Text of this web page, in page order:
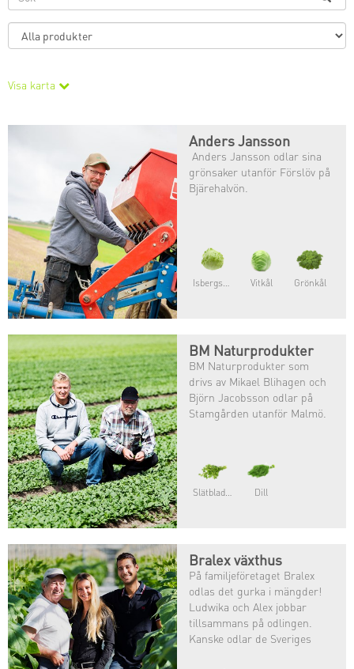
Visa karta
Anders Jansson
Anders Jansson odlar sina
grönsaker utanför Förslöv på
Bjärehalvön.
Vitkål Grönkål
BM Naturprodukter
BM Naturprodukter som
drivs av Mikael Blihagen och
Björn Jacobsson odlar på
Stamgården utanför Malmö.
Dill
Bralex växthus
På familjeföretaget Bralex
odlas det gurka i mängder!
Ludwika och Alex jobbar
tillsammans på odlingen.
Kanske odlar de Sveriges